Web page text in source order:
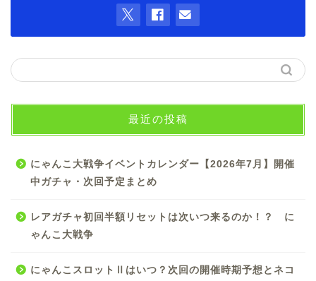
最近の投稿
にゃんこ大戦争イベントカレンダー【2026年7月】開催
中ガチャ・次回予定まとめ
レアガチャ初回半額リセットは次いつ来るのか！？ に
ゃんこ大戦争
にゃんこスロットⅡはいつ？次回の開催時期予想とネコ